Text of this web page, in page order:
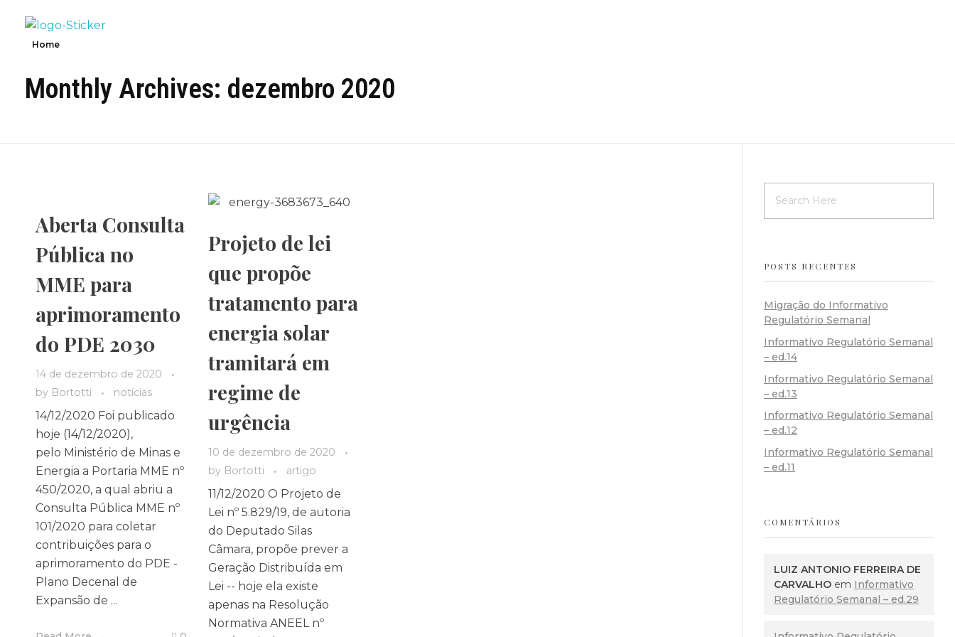
Dínamo Energia
Consultoria Regulatória
Home
Monthly Archives: dezembro 2020
Aberta Consulta
Pública no
MME para
aprimoramento
do PDE 2030
14 de dezembro de 2020
by Bortotti notícias
14/12/2020 Foi publicado
hoje (14/12/2020),
pelo Ministério de Minas e
Energia a Portaria MME nº
450/2020, a qual abriu a
Consulta Pública MME nº
101/2020 para coletar
contribuições para o
aprimoramento do PDE -
Plano Decenal de
Expansão de ...
Projeto de lei
que propõe
tratamento para
energia solar
tramitará em
regime de
urgência
10 de dezembro de 2020
by Bortotti artigo
11/12/2020 O Projeto de
Lei nº 5.829/19, de autoria
do Deputado Silas
Câmara, propõe prever a
Geração Distribuída em
Lei -- hoje ela existe
apenas na Resolução
Normativa ANEEL nº
POSTS RECENTES
Migração do Informativo
Regulatório Semanal
Informativo Regulatório Semanal
– ed.14
Informativo Regulatório Semanal
– ed.13
Informativo Regulatório Semanal
– ed.12
Informativo Regulatório Semanal
– ed.11
COMENTÁRIOS
LUIZ ANTONIO FERREIRA DE
CARVALHO em Informativo
Regulatório Semanal – ed.29